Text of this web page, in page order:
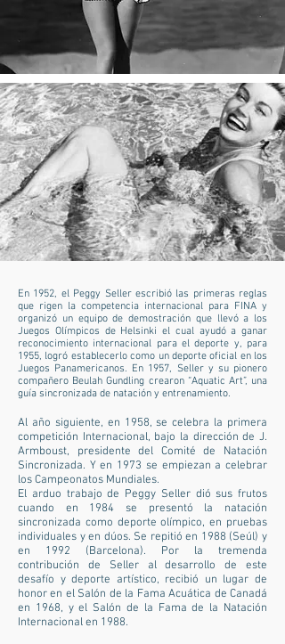
En 1952, el Peggy Seller escribió las primeras reglas
que rigen la competencia internacional para FINA y
organizó un equipo de demostración que llevó a los
Juegos Olímpicos de Helsinki el cual ayudó a ganar
reconocimiento internacional para el deporte y, para
1955, logró establecerlo como un deporte oficial en los
Juegos Panamericanos. En 1957, Seller y su pionero
compañero Beulah Gundling crearon “Aquatic Art”, una
guía sincronizada de natación y entrenamiento.
Al año siguiente, en 1958, se celebra la primera
competición Internacional, bajo la dirección de J.
Armboust, presidente del Comité de Natación
Sincronizada. Y en 1973 se empiezan a celebrar
los Campeonatos Mundiales.
El arduo trabajo de Peggy Seller dió sus frutos
cuando en 1984 se presentó la natación
sincronizada como deporte olímpico, en pruebas
individuales y en dúos. Se repitió en 1988 (Seúl) y
en 1992 (Barcelona). Por la tremenda
contribución de Seller al desarrollo de este
desafío y deporte artístico, recibió un lugar de
honor en el Salón de la Fama Acuática de Canadá
en 1968, y el Salón de la Fama de la Natación
Internacional en 1988.